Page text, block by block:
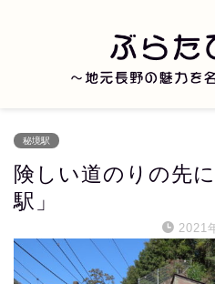
秘境駅
険しい道のりの先
駅」
2021